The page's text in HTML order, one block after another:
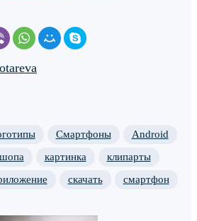
Смартфоны
Android
картинка
клипарты
скачать
смартфон